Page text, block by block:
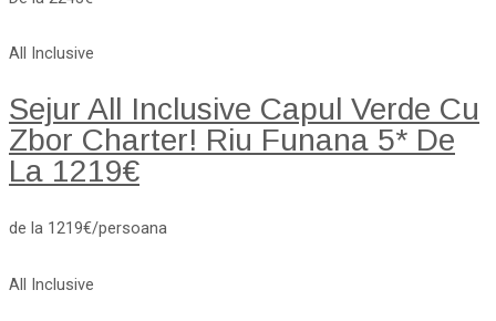
All Inclusive
Sejur All Inclusive Capul Verde Cu
Zbor Charter! Riu Funana 5* De
La 1219€
de la 1219€/persoana
All Inclusive